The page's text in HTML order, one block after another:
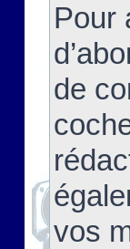
Pour
de
vos